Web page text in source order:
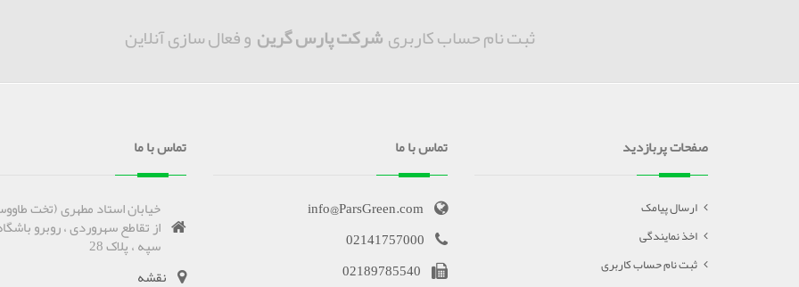
ثبت نام حساب کاربریشرکت پارس گرین و فعال سازی آنلاین
صفحات پربازدید
ارسال پیامک
اخذ نمایندگی
ثبت نام حساب کاربری
تماس با ما
info@ParsGreen.com
02141757000
02189785540
تماس با ما
خیابان استاد مطهری (تخت
از تقاطع سهروردی ، روبرو
سپه ، پلاک 28
نقشه